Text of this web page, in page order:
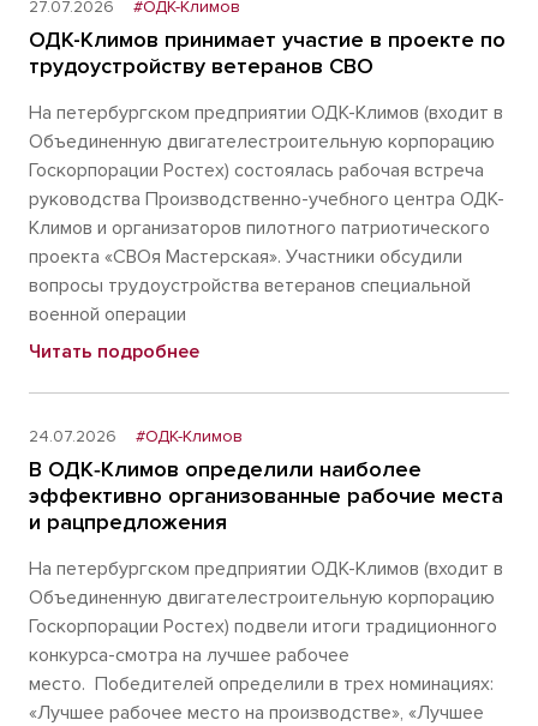
27.07.2026 #ОДК-Климов
ОДК-Климов принимает участие в проекте по
трудоустройству ветеранов СВО
На петербургском предприятии ОДК-Климов (входит в
Объединенную двигателестроительную корпорацию
Госкорпорации Ростех) состоялась рабочая встреча
руководства Производственно-учебного центра ОДК-
Климов и организаторов пилотного патриотического
проекта «СВОя Мастерская». Участники обсудили
вопросы трудоустройства ветеранов специальной
военной операции
Читать подробнее
24.07.2026 #ОДК-Климов
В ОДК‑Климов определили наиболее
эффективно организованные рабочие места
и рацпредложения
На петербургском предприятии ОДК-Климов (входит в
Объединенную двигателестроительную корпорацию
Госкорпорации Ростех) подвели итоги традиционного
конкурса-смотра на лучшее рабочее
место. Победителей определили в трех номинациях:
«Лучшее рабочее место на производстве», «Лучшее